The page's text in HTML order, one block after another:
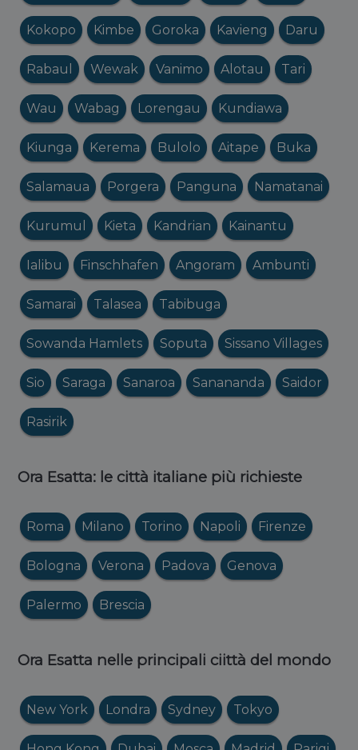
Kokopo Kimbe Goroka Kavieng Daru
Rabaul Wewak Vanimo Alotau Tari
Wau Wabag Lorengau Kundiawa
Kiunga Kerema Bulolo Aitape Buka
Salamaua Porgera Panguna Namatanai
Kurumul Kieta Kandrian Kainantu
Ialibu Finschhafen Angoram Ambunti
Samarai Talasea Tabibuga
Sowanda Hamlets Soputa Sissano Villages
Sio Saraga Sanaroa Sanananda Saidor
Rasirik
Ora Esatta: le città italiane più richieste
Roma Milano Torino Napoli Firenze
Bologna Verona Padova Genova
Palermo Brescia
Ora Esatta nelle principali ciittà del mondo
New York Londra Sydney Tokyo